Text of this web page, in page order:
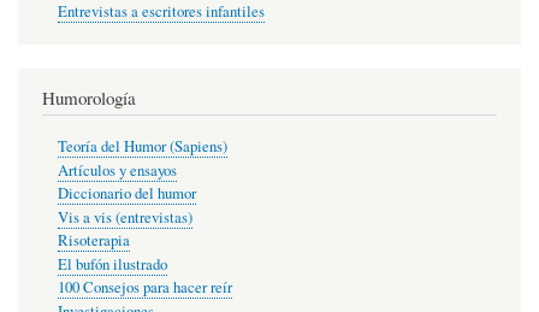
Entrevistas a escritores infantiles
Humorología
Teoría del Humor (Sapiens)
Artículos y ensayos
Diccionario del humor
Vis a vis (entrevistas)
Risoterapia
El bufón ilustrado
100 Consejos para hacer reír